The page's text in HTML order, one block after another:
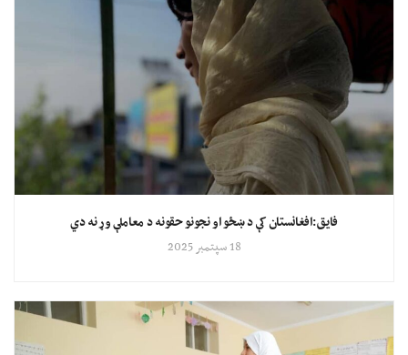
فایق:افغانستان کې د ښځو او نجونو حقونه د معاملې وړ نه دي
18 سپتمبر 2025